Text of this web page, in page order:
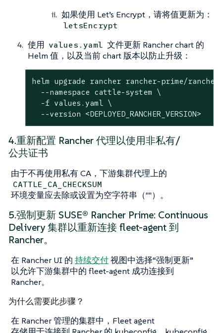
如果使用 Let’s Encrypt，请将值更新为：
letsEncrypt
使用 values.yaml 文件更新 Rancher chart 的
Helm 值，以及当前 chart 版本以防止升级：
helm upgrade rancher rancher-prime/
  --namespace cattle-system \
  -f values.yaml \
  --version <DEPLOYED_RANCHER_VERSION>
4.重新配置 Rancher 代理以使用非私有/
公共证书
由于不再使用私有 CA，下游集群代理上的
CATTLE_CA_CHECKSUM
环境变量应去除或设置为空字符串（""）。
5.强制更新 SUSE® Rancher Prime: Continuous
Delivery 集群以重新连接 fleet-agent 到
Rancher。
在 Rancher UI 的 持续交付视图中选择“强制更新”
以允许下游集群中的 fleet-agent 成功连接到
Rancher。
为什么需要此步骤？
在 Rancher 管理的集群中，Fleet agent